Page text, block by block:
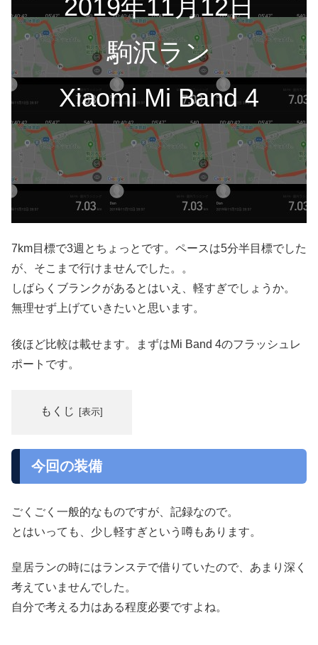
2019年11月12日
駒沢ラン
Xiaomi Mi Band 4
7km目標で3週とちょっとです。ペースは5分半目標でした
が、そこまで行けませんでした。。
しばらくブランクがあるとはいえ、軽すぎでしょうか。
無理せず上げていきたいと思います。
後ほど比較は載せます。まずはMi Band 4のフラッシュレ
ポートです。
もくじ
今回の装備
ごくごく一般的なものですが、記録なので。
とはいっても、少し軽すぎという噂もあります。
皇居ランの時にはランステで借りていたので、あまり深く
考えていませんでした。
自分で考える力はある程度必要ですよね。